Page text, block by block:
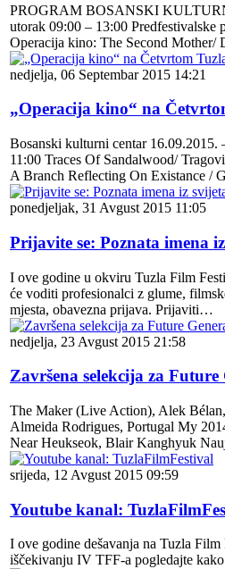
PROGRAM BOSANSKI
utorak 09:00 – 13:00
Operacija kino: The Second
nedjelja, 06 Septembar 2015 14:21
„Operacija kino“ na
Bosanski kulturni centar
11:00 Traces Of Sandalwood/
A Branch Reflecting On Existance /
ponedjeljak, 31 Avgust 2015 11:05
Prijavite se: Poznata imena
I ove godine u okviru Tuzla Film
će voditi profesionalci z glume,
mjesta, obavezna prijava. Prijaviti…
nedjelja, 23 Avgust 2015 21:58
Završena selekcija za
The Maker (Live Action), Alek
Almeida Rodrigues, Portugal My
Near Heukseok, Blair Kanghyuk
srijeda, 12 Avgust 2015 09:59
Youtube kanal:
I ove godine dešavanja na Tuzla
iščekivanju IV TFF-a pogledajte